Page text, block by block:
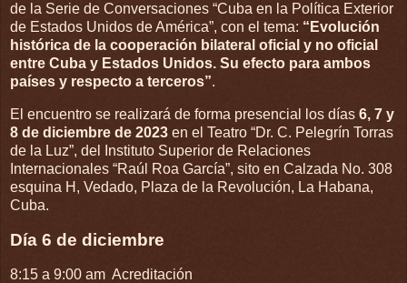
de la Serie de Conversaciones “Cuba en la Política Exterior
de Estados Unidos de América”, con el tema: “Evolución
histórica de la cooperación bilateral oficial y no oficial
entre Cuba y Estados Unidos. Su efecto para ambos
países y respecto a terceros”.
El encuentro se realizará de forma presencial los días 6, 7 y
8 de diciembre de 2023 en el Teatro “Dr. C. Pelegrín Torras
de la Luz”, del Instituto Superior de Relaciones
Internacionales “Raúl Roa García”, sito en Calzada No. 308
esquina H, Vedado, Plaza de la Revolución, La Habana,
Cuba.
Día 6 de diciembre
8:15 a 9:00 am Acreditación